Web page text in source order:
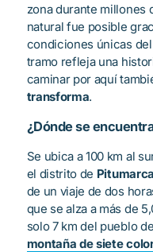
zona durante millones
natural fue posible
condiciones únicas
tramo refleja una
caminar por aquí
transforma.
¿Dónde se
Se ubica a 100 km al
el distrito de Pitumarca
de un viaje de dos
que se alza a más de
solo 7 km del pueblo
montaña de siete